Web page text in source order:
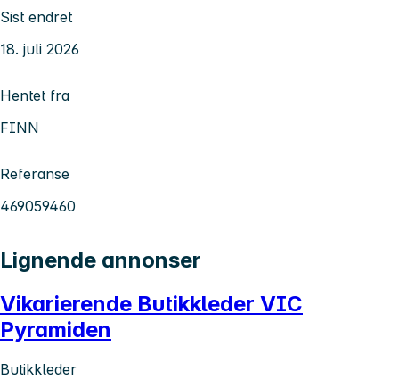
Sist endret
18. juli 2026
Hentet fra
FINN
Referanse
469059460
Lignende annonser
Vikarierende Butikkleder VIC
Pyramiden
Butikkleder